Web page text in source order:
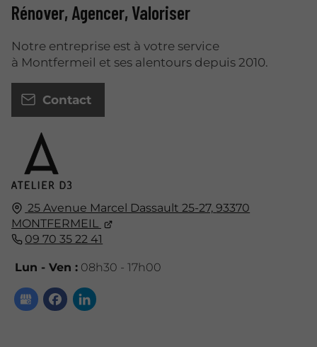
25 Avenue Marcel Dassault 25-27, 93370
MONTFERMEIL
09 70 35 22 41
Lun - Ven : 08h30 - 17h00
Rénover, Agencer, Valoriser
Notre entreprise est à votre service
à Montfermeil et ses alentours depuis 2010.
Contact